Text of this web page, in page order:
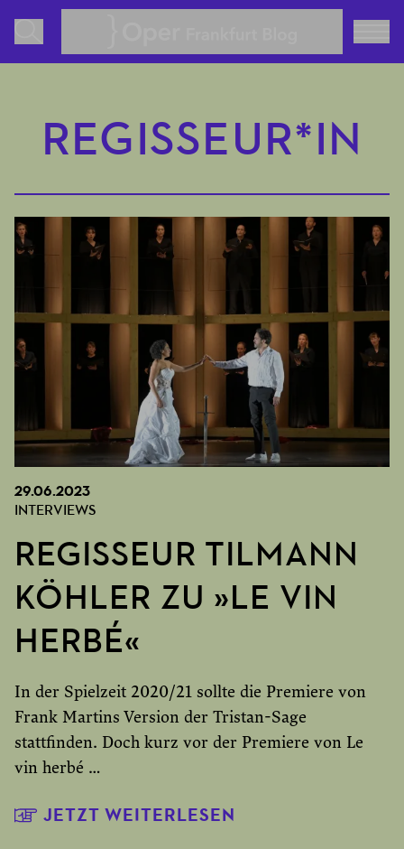
REGISSEUR*IN
29.06.2023
INTERVIEWS
REGISSEUR TILMANN
KÖHLER ZU »LE VIN
HERBÉ«
In der Spielzeit 2020/21 sollte die Premiere von
Frank Martins Version der Tristan-Sage
stattfinden. Doch kurz vor der Premiere von Le
vin herbé …
JETZT WEITERLESEN